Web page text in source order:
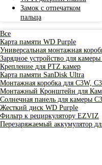
Замок с отпечатком
пальца
Все
Карта памяти WD Purple
Универсальная монтажная
Зарядное устройство для
Крепление для PTZ камер
Карта памяти SanDisk Ultra
Монтажная коробка для С3W,
Монтажный Кронштейн для
Солнечная панель для камеры
Жесткий диск WD Purple
Фильтр к рециркулятору EZVIZ
Перезаряжаемый аккумулятор